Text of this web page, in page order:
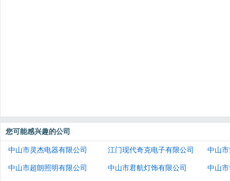
您可能感兴趣的公司
·中山市灵杰电器有限公司 ·江门现代奇克电子有限公司 ·中山
·中山市超朗照明有限公司 ·中山市君航灯饰有限公司 ·中山